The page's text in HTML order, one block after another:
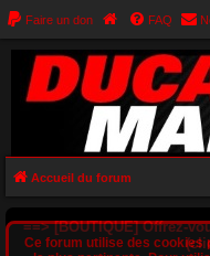
Faire un don FAQ
Accueil du forum
==> [BOUTIQUE] Offrez-
Ce forum utilise des cookies